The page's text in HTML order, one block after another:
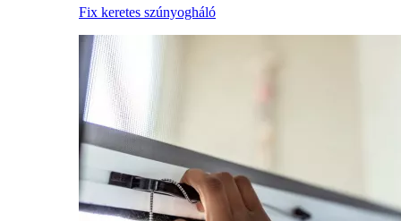
Fix keretes szúnyogháló